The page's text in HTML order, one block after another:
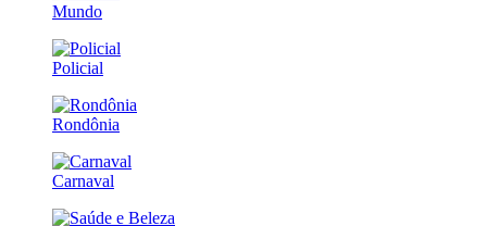
Mundo
Policial
Rondônia
Carnaval